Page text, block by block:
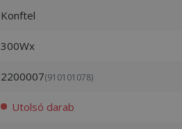
Konftel
300Wx
2200007(910101078)
Utolsó darab